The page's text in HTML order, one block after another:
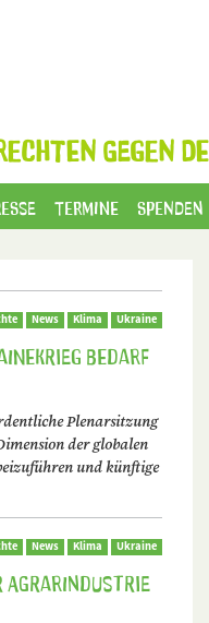
GEGEN
Termine Spenden
News Klima Ukraine
bedarf
Plenarsitzung
der globalen
und künftige
News Klima Ukraine
Agrarindustrie